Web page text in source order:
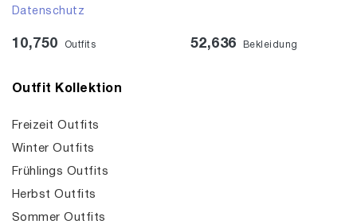
Datenschutz
10,750 Outfits 52,636 Bekleidung
Outfit Kollektion
Freizeit Outfits
Winter Outfits
Frühlings Outfits
Herbst Outfits
Sommer Outfits